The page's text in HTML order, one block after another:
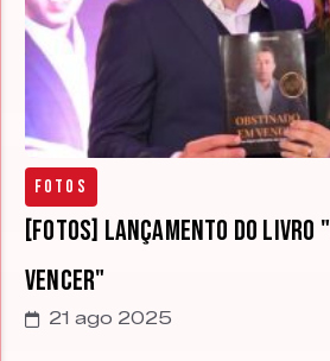
Fotos
[FOTOS] Lançamento do livro
Vencer"
21 ago 2025